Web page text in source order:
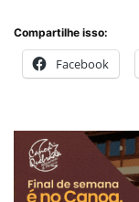
Compartilhe isso:
Facebook